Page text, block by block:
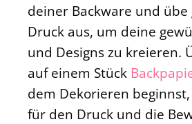
deiner Backware und
Druck aus, um deine
und Designs zu kreieren.
auf einem Stück
dem Dekorieren
für den Druck und die